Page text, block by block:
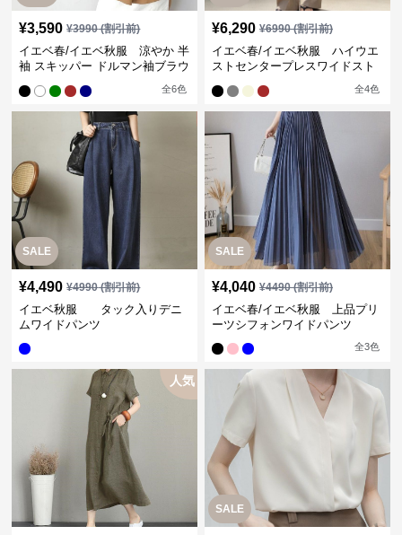
¥3,590 ¥3990(割引前)
イエベ春/イエベ秋服 涼やか 半
袖 スキッパー ドルマン袖ブラウ
全6色
¥6,290 ¥6990(割引前)
イエベ春/イエベ秋服 ハイウエ
ストセンタープレスワイドスト
全4色
SALE
¥4,490 ¥4990(割引前)
イエベ秋服 タック入りデニ
ムワイドパンツ
SALE
¥4,040 ¥4490(割引前)
イエベ春/イエベ秋服 上品プリ
ーツシフォンワイドパンツ
全3色
人気
SALE